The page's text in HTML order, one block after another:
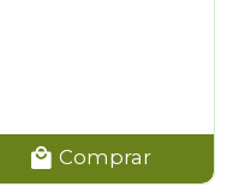
Comprar